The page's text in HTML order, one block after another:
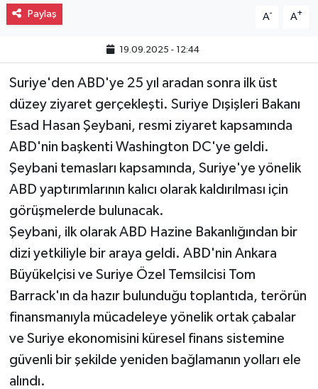
Paylaş A- A+
19.09.2025 - 12:44
Suriye'den ABD'ye 25 yıl aradan sonra ilk üst
düzey ziyaret gerçekleşti. Suriye Dışişleri Bakanı
Esad Hasan Şeybani, resmi ziyaret kapsamında
ABD'nin başkenti Washington DC'ye geldi.
Şeybani temasları kapsamında, Suriye'ye yönelik
ABD yaptırımlarının kalıcı olarak kaldırılması için
görüşmelerde bulunacak.
Şeybani, ilk olarak ABD Hazine Bakanlığından bir
dizi yetkiliyle bir araya geldi. ABD'nin Ankara
Büyükelçisi ve Suriye Özel Temsilcisi Tom
Barrack'ın da hazır bulunduğu toplantıda, terörün
finansmanıyla mücadeleye yönelik ortak çabalar
ve Suriye ekonomisini küresel finans sistemine
güvenli bir şekilde yeniden bağlamanın yolları ele
alındı.